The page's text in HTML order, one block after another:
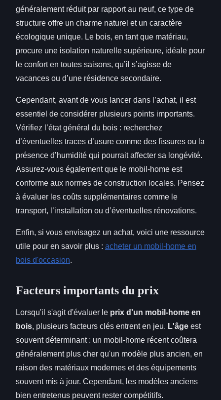
généralement réduit par rapport au neuf, ce type de
structure offre un charme naturel et un caractère
écologique unique. Le bois, en tant que matériau,
procure une isolation naturelle supérieure, idéale pour
le confort en toutes saisons, qu’il s’agisse de
vacances ou d’une résidence secondaire.
Cependant, avant de vous lancer dans l’achat, il est
essentiel de considérer plusieurs points importants.
Vérifiez l’état général du bois : recherchez
d’éventuelles traces d’usure comme des fissures ou la
présence d’humidité qui pourrait affecter sa longévité.
Assurez-vous également que le mobil-home est
conforme aux normes de construction locales. Pensez
à évaluer les coûts supplémentaires comme le
transport, l’installation ou d’éventuelles rénovations.
Enfin, si vous envisagez un achat, voici une ressource
utile pour en savoir plus : acheter un mobil-home en
bois d'occasion.
Facteurs importants du prix
Lorsqu'il s'agit d'évaluer le prix d'un mobil-home en
bois, plusieurs facteurs clés entrent en jeu. L'âge est
souvent déterminant : un mobil-home récent coûtera
généralement plus cher qu'un modèle plus ancien, en
raison des matériaux modernes et des équipements
souvent mis à jour. Cependant, les modèles anciens
bien entretenus peuvent rester compétitifs.